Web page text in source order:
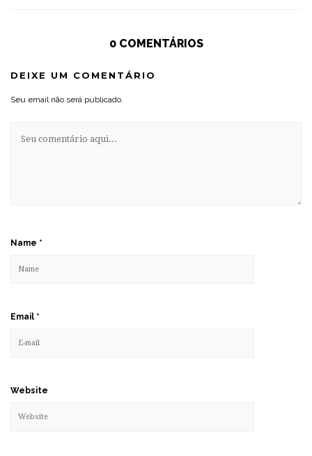
0 COMENTÁRIOS
DEIXE UM COMENTÁRIO
Seu email não será publicado.
Name *
Email *
Website